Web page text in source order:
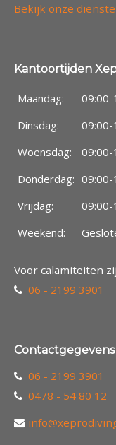
Bekijk onze
Kantoortijden
Maandag:
09:00-
Dinsdag:
09:00-
Woensdag:
09:00-
Donderdag: 09:00-
Vrijdag:
09:00-
Weekend:
Voor calamiteiten
06 - 2199 3901
Contactgegevens
06 - 2199 3901
0478 - 54 80 12